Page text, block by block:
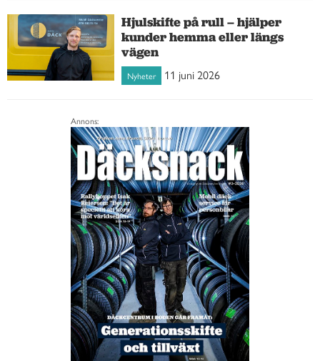
Hjulskifte på rull – hjälper
kunder hemma eller längs
vägen
Nyheter 11 juni 2026
Annons: